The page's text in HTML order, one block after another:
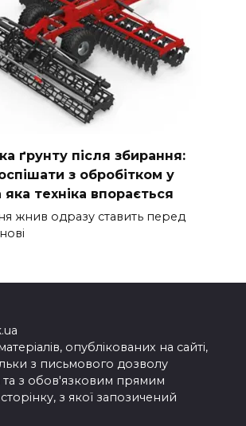
ґрунту після збирання:
з обробітком у
яка техніка впорається
жнив одразу ставить перед
опублікованих на сайті,
з письмового дозволу
та з обов'язковим прямим
з якої запозичений